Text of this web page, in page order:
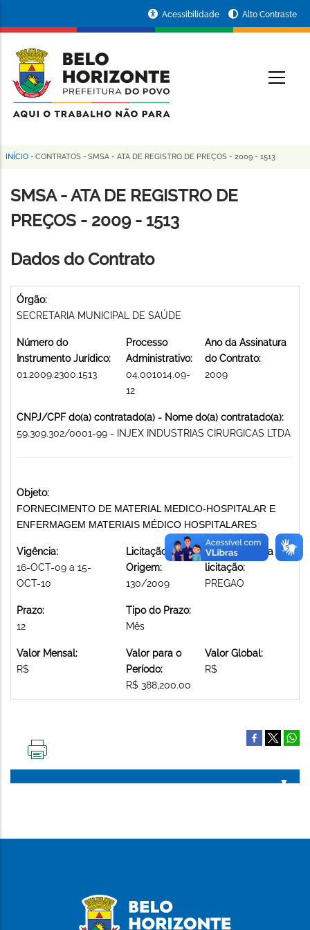
conteúdo
principal
da
Prefeitura
de
Horizonte
Acessibilidade Alto Contraste
Trilha
de
navegação
INÍCIO - CONTRATOS - SMSA - ATA DE REGISTRO DE PREÇOS - 2009 - 1513
SMSA - ATA DE REGISTRO DE
PREÇOS - 2009 - 1513
Dados do Contrato
Órgão:
SECRETARIA MUNICIPAL DE SAÚDE
Número do
Instrumento Jurídico:
01.2009.2300.1513
Processo
Administrativo:
04.001014.09-
12
Ano da Assinatura
do Contrato:
2009
CNPJ/CPF do(a) contratado(a) - Nome do(a) contratado(a):
59.309.302/0001-99 - INJEX INDUSTRIAS CIRURGICAS LTDA
Objeto:
FORNECIMENTO DE MATERIAL MEDICO-HOSPITALAR E
ENFERMAGEM MATERIAIS MÉDICO HOSPITALARES
Vigência:
16-OCT-09 a 15-
OCT-10
Licitação de
Origem:
130/2009
Modalidade da
licitação:
PREGAO
Prazo:
12
Tipo do Prazo:
Mês
Valor Mensal:
R$
Valor para o
Período:
R$ 388,200.00
Valor Global:
R$
PÁGINA